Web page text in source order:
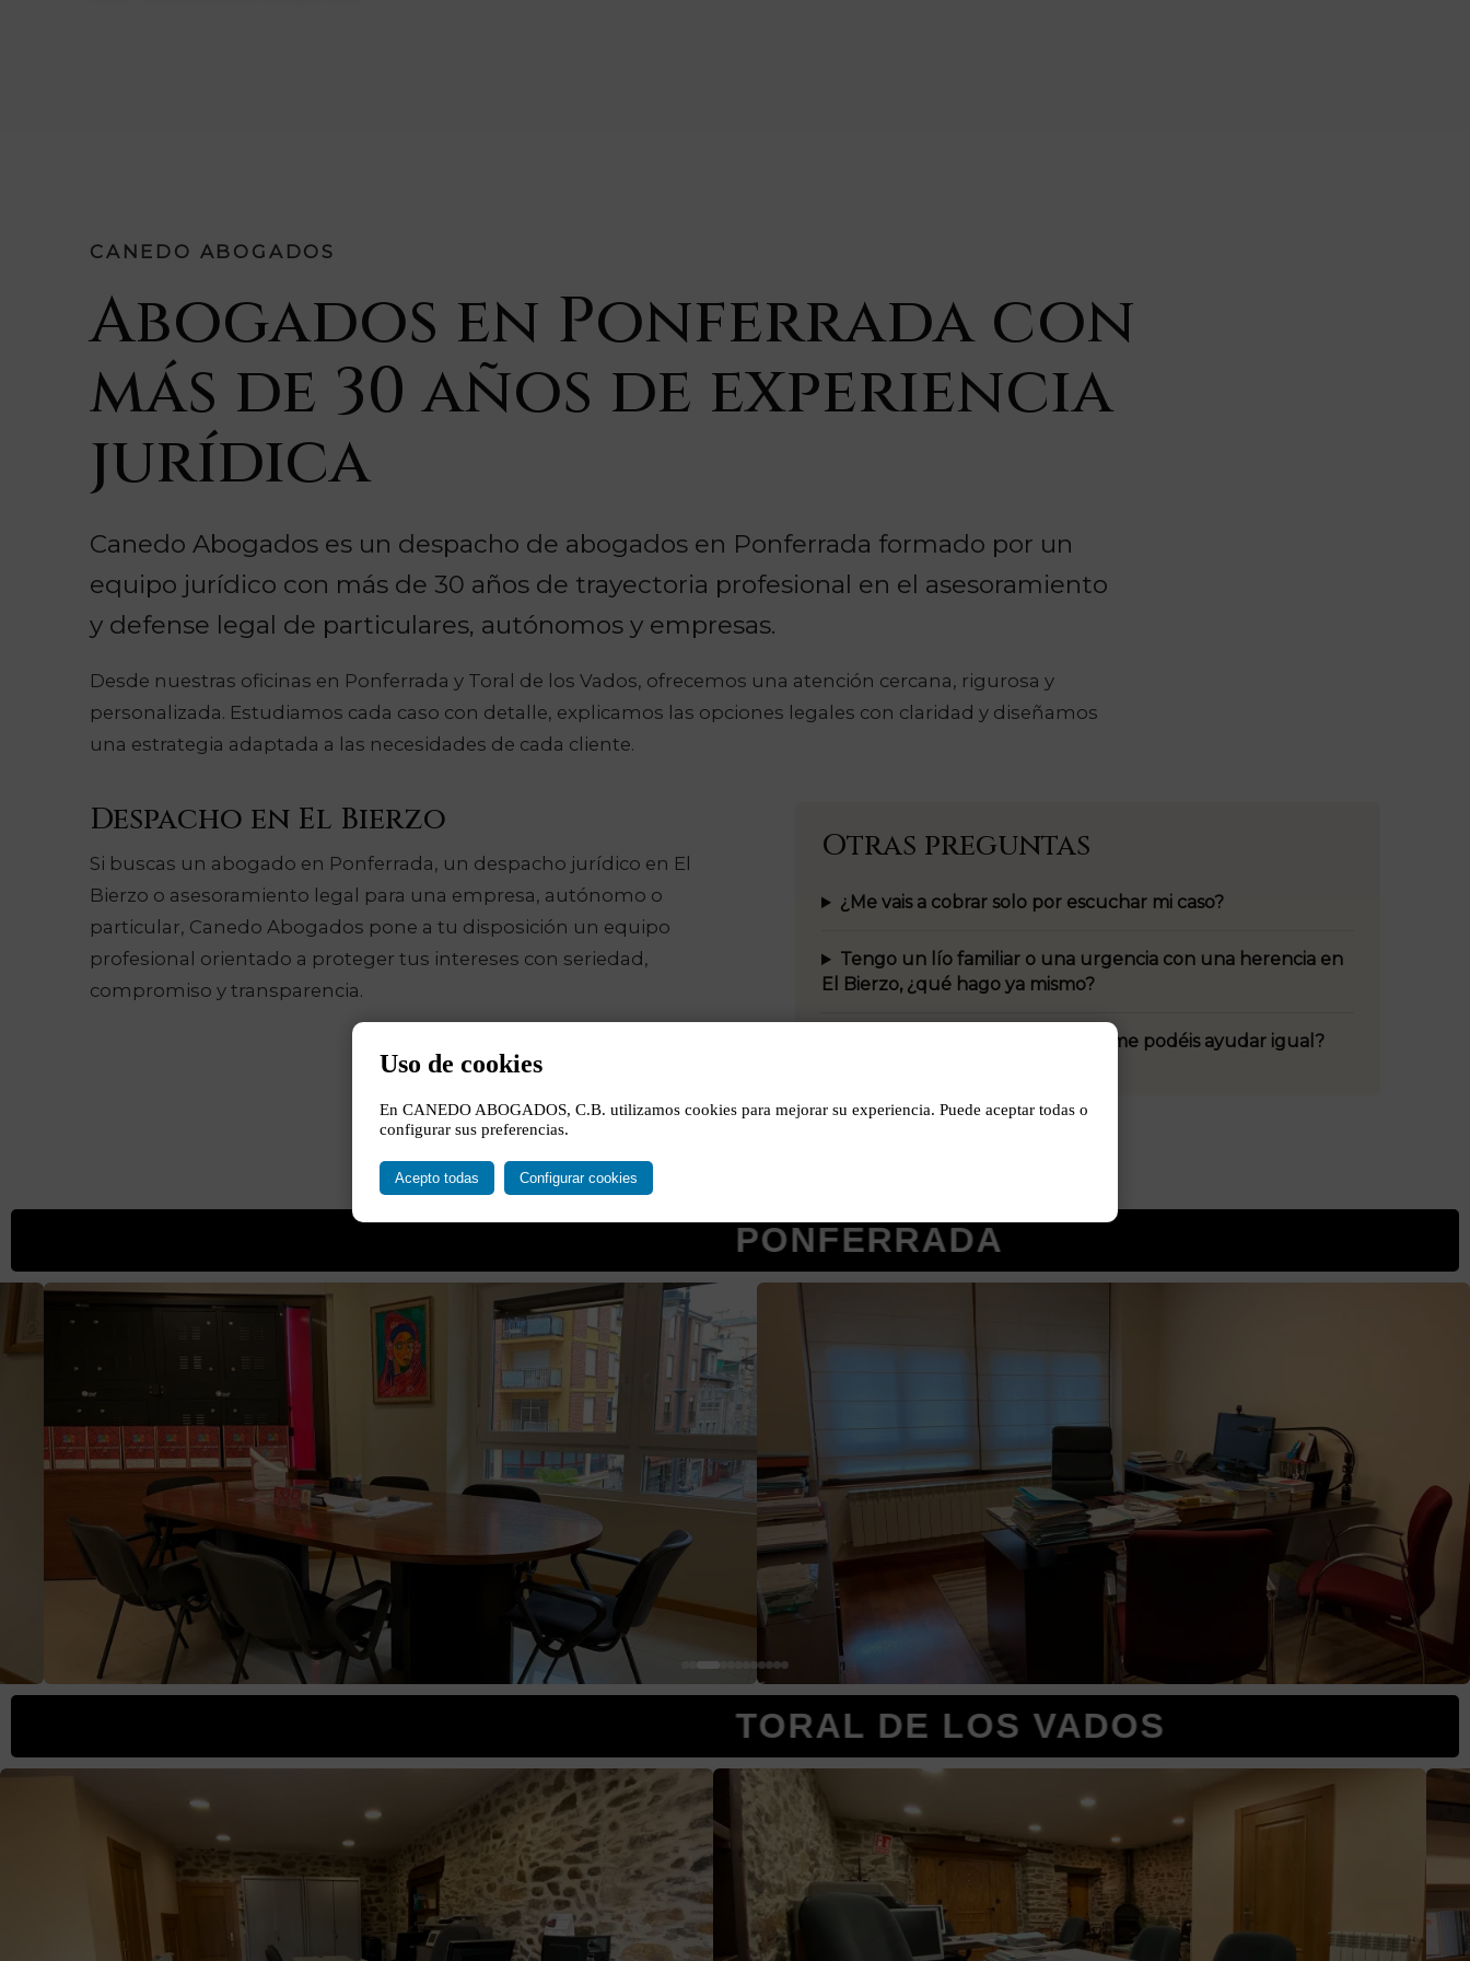
Uso de cookies
En CANEDO ABOGADOS, C.B. utilizamos cookies para mejorar su experiencia. Puede aceptar todas o
configurar sus preferencias.
Acepto todas Configurar cookies
CANEDO ABOGADOS
Abogados en Ponferrada con
más de 30 años de experiencia
jurídica
Canedo Abogados es un despacho de abogados en Ponferrada formado por un
equipo jurídico con más de 30 años de trayectoria profesional en el asesoramiento
y defense legal de particulares, autónomos y empresas.
Desde nuestras oficinas en Ponferrada y Toral de los Vados, ofrecemos una atención cercana, rigurosa y
personalizada. Estudiamos cada caso con detalle, explicamos las opciones legales con claridad y diseñamos
una estrategia adaptada a las necesidades de cada cliente.
Despacho en El Bierzo
Si buscas un abogado en Ponferrada, un despacho jurídico en El
Bierzo o asesoramiento legal para una empresa, autónomo o
particular, Canedo Abogados pone a tu disposición un equipo
profesional orientado a proteger tus intereses con seriedad,
compromiso y transparencia.
Otras preguntas
¿Me vais a cobrar solo por escuchar mi caso?
Tengo un lío familiar o una urgencia con una herencia en
El Bierzo, ¿qué hago ya mismo?
No soy de Ponferrada centro, ¿me podéis ayudar igual?
PONFERRADA
TORAL DE LOS VADOS